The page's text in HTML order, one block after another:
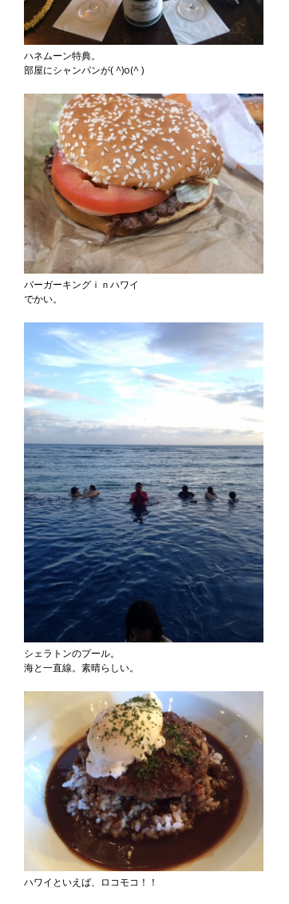
ハネムーン特典。
部屋にシャンパンが( ^)o(^ )
バーガーキングｉｎハワイ
でかい。
シェラトンのプール。
海と一直線。素晴らしい。
ハワイといえば、ロコモコ！！